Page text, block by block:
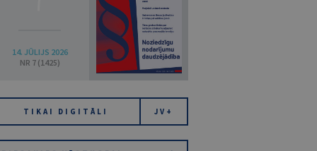
14. JŪLIJS 2026
NR 7 (1425)
TIKAI DIGITĀLI JV+